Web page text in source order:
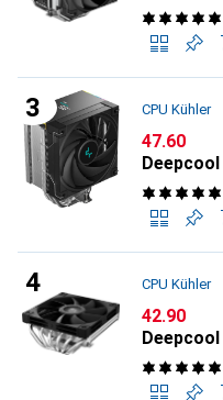
CPU Kühler
CHF
47.60
Deepcool
CPU Kühler
CHF
42.90
Deepcool